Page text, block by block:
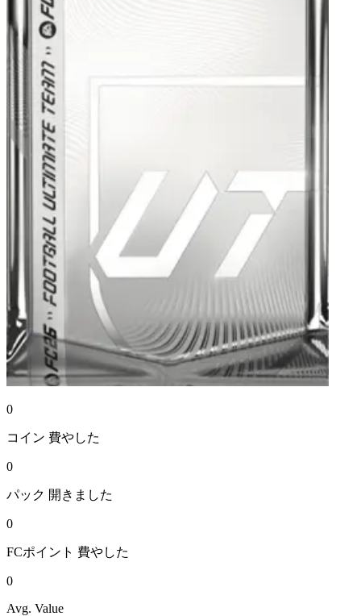
0
コイン 費やした
0
パック 開きました
0
FCポイント 費やした
0
Avg. Value